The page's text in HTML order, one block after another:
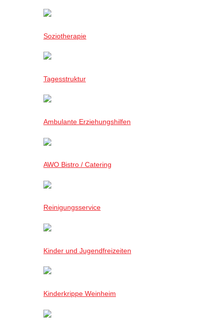
Soziotherapie
Tagesstruktur
Ambulante Erziehungshilfen
AWO Bistro / Catering
Reinigungsservice
Kinder und Jugendfreizeiten
Kinderkrippe Weinheim